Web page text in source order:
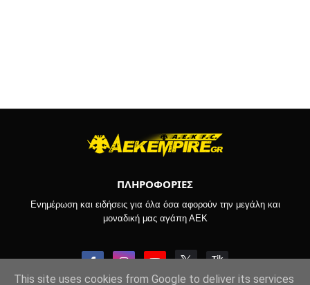
ΠΛΗΡΟΦΟΡΙΕΣ
Ενημέρωση και ειδήσεις για όλα όσα αφορούν την μεγάλη και
μοναδική μας αγάπη ΑΕΚ
This site uses cookies from Google to deliver its services